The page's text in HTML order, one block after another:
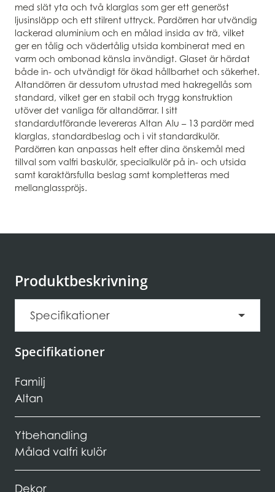
med slät yta och två klarglas som ger ett generöst
ljusinsläpp och ett stilrent uttryck. Pardörren har utvändig
lackerad aluminium och en målad insida av trä, vilket
ger en tålig och vädertålig utsida kombinerat med en
varm och ombonad känsla invändigt. Glaset är härdat
både in- och utvändigt för ökad hållbarhet och säkerhet.
Altandörren är dessutom utrustad med hakregellås som
standard, vilket ger en stabil och trygg konstruktion
utöver det vanliga för altandörrar. I sitt
standardutförande levereras Altan Alu – 13 pardörr med
klarglas, standardbeslag och i vit standardkulör.
Pardörren kan anpassas helt efter dina önskemål med
tillval som valfri baskulör, specialkulör på in- och utsida
samt karaktärsfulla beslag samt kompletteras med
mellanglasspröjs.
Produktbeskrivning
Specifikationer
Specifikationer
Familj
Altan
Ytbehandling
Målad valfri kulör
Dekor